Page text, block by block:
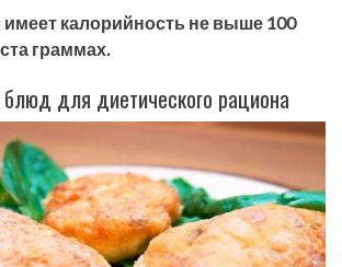
калорийность не выше 100
граммах.
для диетического рациона